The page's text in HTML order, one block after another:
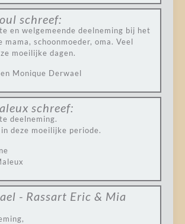
schreef:
en welgemeende deelneming bij het
mama, schoonmoeder, oma. Veel
moeilijke dagen.
Monique Derwael
schreef:
deelneming.
deze moeilijke periode.
- Rassart Eric & Mia